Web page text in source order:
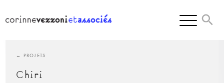
content
← PROJETS
Chiri